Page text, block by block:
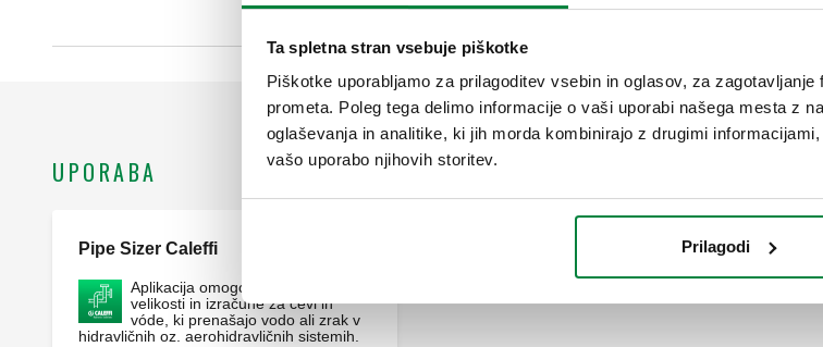
Ta spletna stran vsebuje piškotke
Piškotke uporabljamo za prilagoditev vsebin in oglasov, za
prometa. Poleg tega delimo informacije o vaši uporabi našega mesta z
oglaševanja in analitike, ki jih morda kombinirajo z drugimi
vašo uporabo njihovih storitev.
Prilagodi
UPORABA
Pipe Sizer Caleffi
Aplikacija omogoča določanje
velikosti in izračune za cevi in
vóde, ki prenašajo vodo ali zrak v
hidravličnih oz. aerohidravličnih sistemih.